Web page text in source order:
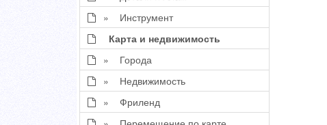
» Инструмент
Карта и недвижимость
» Города
» Недвижимость
» Фриленд